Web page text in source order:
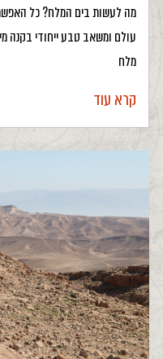
מה לעשות בים המלח? כל
עולם ומשאב טבע ייחודי בקנה
מלח
קרא עוד